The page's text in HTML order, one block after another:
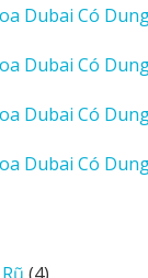
Dubai Có
Dubai Có
Dubai Có
Dubai Có
4